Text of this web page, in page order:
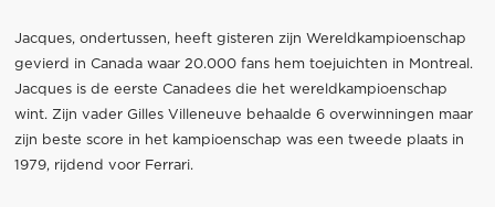
Jacques, ondertussen, heeft gisteren zijn Wereldkampioenschap
gevierd in Canada waar 20.000 fans hem toejuichten in Montreal.
Jacques is de eerste Canadees die het wereldkampioenschap
wint. Zijn vader Gilles Villeneuve behaalde 6 overwinningen maar
zijn beste score in het kampioenschap was een tweede plaats in
1979, rijdend voor Ferrari.